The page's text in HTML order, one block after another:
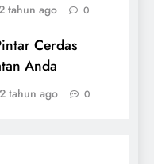
tahun ago 0
Cerdas
Anda
2 tahun ago 0